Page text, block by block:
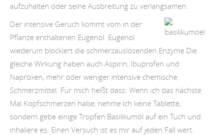
aufzuhalten oder seine Ausbreitung zu verlangsamen.
Der intensive Geruch kommt vom in der
Pflanze enthaltenen Eugenol. Eugenol
wiederum blockiert die schmerzauslösenden Enzyme Die
gleiche Wirkung haben auch Aspirin, Ibuprofen und
Naproxen, mehr oder weniger intensive chemische
Schmerzmittel. Für mich heißt dass: Wenn ich das nächste
Mal Kopfschmerzen habe, nehme ich keine Tablette,
sondern gebe einige Tropfen Basilikumöl auf ein Tuch und
inhaliere es. Einen Versuch ist es mir auf jeden Fall wert.